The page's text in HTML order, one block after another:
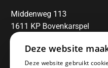
Middenweg 113
1611 KP Bovenkarspel
06-13850797
Deze website
Deze website gebruikt